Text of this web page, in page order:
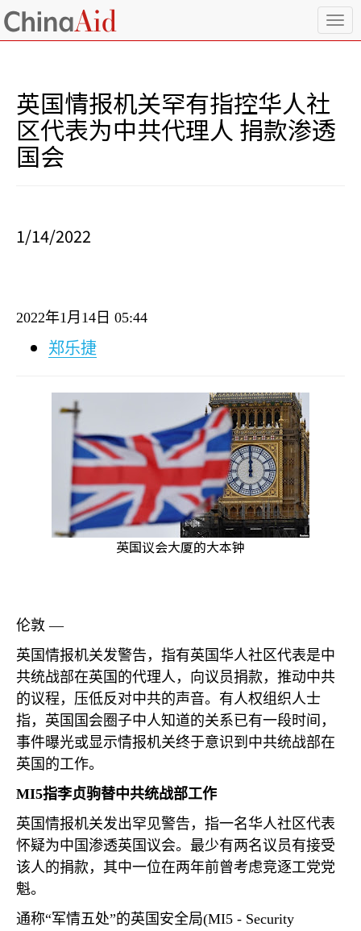
T
o
a
英国情报机关罕有指控华人社
区代表为中共代理人 捐款渗透
国会
1/14/2022
2022年1月 14 日 05:44
郑乐捷
英国议会大厦的大本钟
伦敦 —
英国情报机关发警告，指有英国华人社区代表是中
共统战部在英国的代理人，向议员捐款，推动中共
的议程，压低反对中共的声音。有人权组织人士
指，英国国会圈子中人知道的关系已有一段时间，
事件曝光或显示情报机关终于意识到中共统战部在
英国的工作。
MI5指李贞驹替中共统战部工作
英国情报机关发出罕见警告，指一名华人社区代表
怀疑为中国渗透英国议会。最少有两名议员有接受
该人的捐款，其中一位在两年前曾考虑竞逐工党党
魁。
通称“军情五处”的英国安全局(MI5 - Security